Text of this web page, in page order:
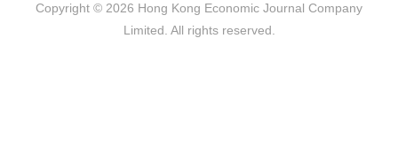
Copyright © 2026 Hong Kong Economic Journal Company
Limited. All rights reserved.